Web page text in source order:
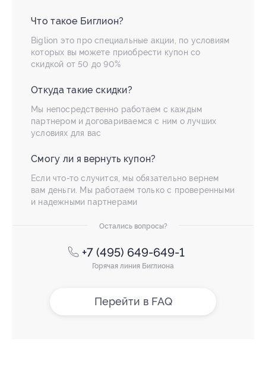
Что такое Биглион?
Biglion это про специальные акции, по условиям
которых вы можете приобрести купон со
скидкой от 50 до 90%
Откуда такие скидки?
Мы непосредственно работаем с каждым
партнером и договариваемся с ним о лучших
условиях для вас
Смогу ли я вернуть купон?
Если что-то случится, мы обязательно вернем
вам деньги. Мы работаем только с проверенными
и надежными партнерами
Остались вопросы?
+7 (495) 649-649-1
Горячая линия Биглиона
Перейти в FAQ